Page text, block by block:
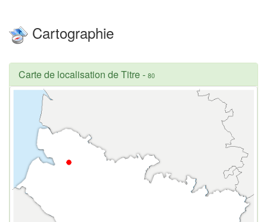
Cartographie
Carte de localisation de Titre- 80